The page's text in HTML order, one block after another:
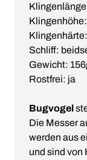
Schliff:
Gewicht:
Rostfrei: ja
Bugvogel
Die Messer
werden aus
und sind von